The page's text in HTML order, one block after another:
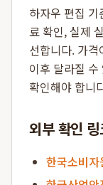
하자우 편집
료 확인, 실제
선합니다. 가
이후 달라질
확인해야 합니
외부 확인 링
한국소비자